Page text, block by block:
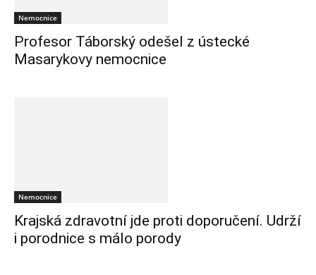
Nemocnice
Profesor Táborský odešel z ústecké
Masarykovy nemocnice
Nemocnice
Krajská zdravotní jde proti doporučení. Udrží
i porodnice s málo porody